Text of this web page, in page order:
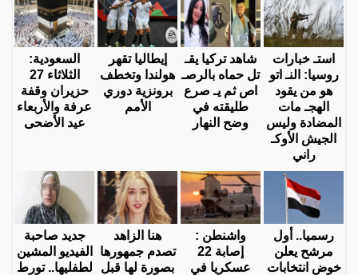
استـ خبارات
روسيا: النـ اتو
هو من يقود
الهجـ مات
المضادة وليس
الجيش الأوكـ
راني
شاهد تركيا يقـ
تل حماه بالرصـ
اص ثم يـ صرع
طليقته في
وضح النهار
إيطاليا تقهر
هولندا وتخطف
برونزية دوري
الأمم
السعودية:
الثلاثاء 27
حزيران وقفة
عرفة والأربعاء
عيد الأضحى
رسميا.. أول
مرشح يعلن
خوض انتخابات
واشنطن :
إصابة 22
عسكريا في
هنا الزاهد
تصدم جمهورها
بصورة لها قبل
جديد صاحبة
الفيديو المشين
لطفليها.. تورط